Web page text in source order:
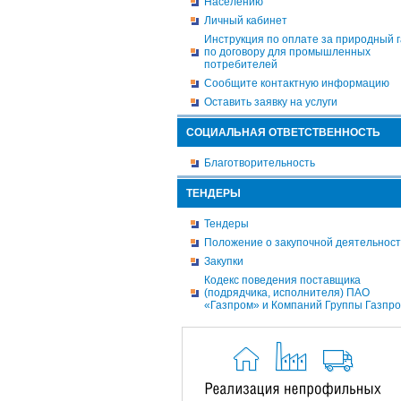
Личный кабинет
Инструкция по оплате за природный
по договору для промышленных
потребителей
Сообщите контактную информацию
Оставить заявку на услуги
СОЦИАЛЬНАЯ ОТВЕТСТВЕННОСТЬ
Благотворительность
ТЕНДЕРЫ
Тендеры
Положение о закупочной
Закупки
Кодекс поведения поставщика
(подрядчика, исполнителя) ПАО
«Газпром» и Компаний Группы